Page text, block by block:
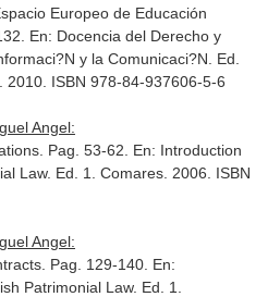
Europeo de Educación
En: Docencia del Derecho y
y la Comunicaci?N . Ed.
2010. ISBN 978-84-937606-5-6
Angel:
Pag. 53-62. En: Introduction
Law. Ed. 1. Comares. 2006. ISBN
Angel:
Pag. 129-140. En:
Patrimonial Law. Ed. 1.